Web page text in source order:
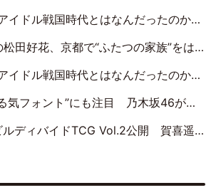
』第11回：私立恵比寿中学・真山りか×安本彩花「TIFで10年ぶりのキョンシーメイクをしたら、場を完全に引かせてしまって。時代が変わったんだなって」
“ふたつの家族”をはしご！ “母”黒谷友香に見送られ、“父”松岡昌宏とはハシゴ酒
か～』第10回：さくら学院・武藤彩未×飯田らうら「正直、中3で辞めるというのを信じてなくて。そう言われてはいたけど、嘘でしょって」
ト”にも注目 乃木坂46が挑んだ書道パフォーマンスの舞台裏
ドTCG Vol.2公開 賀喜遥香＆田村真佑が『京まふ』ステージに登壇